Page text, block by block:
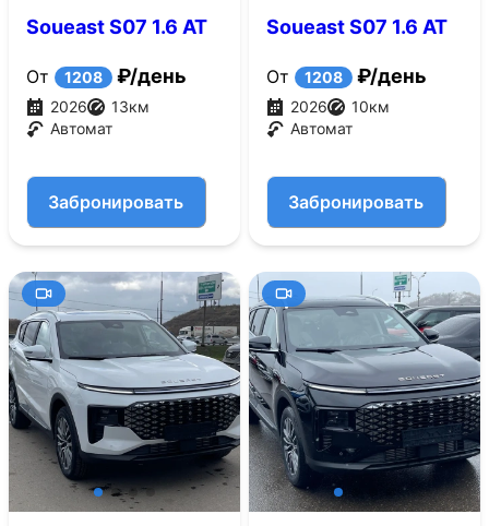
Soueast S07 1.6 AT
От 1208 ₽/день
2026 13км
Автомат
Забронировать
Soueast S07 1.6 AT
От 1208 ₽/день
2026 10км
Автомат
Забронировать